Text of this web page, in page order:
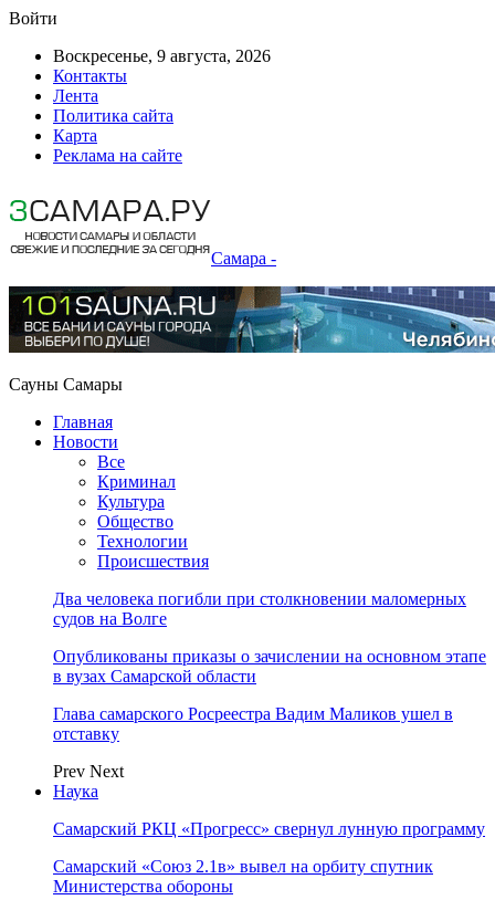
Войти
Воскресенье, 9 августа, 2026
Контакты
Лента
Политика сайта
Карта
Реклама на сайте
Самара -
Сауны Самары
Главная
Новости
Все
Криминал
Культура
Общество
Технологии
Происшествия
Два человека погибли при столкновении маломерных
судов на Волге
Опубликованы приказы о зачислении на основном этапе
в вузах Самарской области
Глава самарского Росреестра Вадим Маликов ушел в
отставку
Prev Next
Наука
Самарский РКЦ «Прогресс» свернул лунную программу
Самарский «Союз 2.1в» вывел на орбиту спутник
Министерства обороны